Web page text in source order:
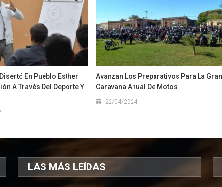
En Pueblo Esther
A Través Del Deporte Y
Avanzan Los Preparativos Para La Gran
Caravana Anual De Motos
22/04/2024
LAS MÁS LEÍDAS